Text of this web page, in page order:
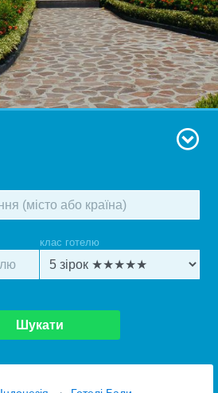
клас готелю
Шукати